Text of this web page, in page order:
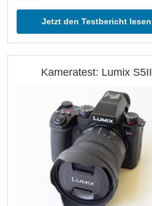
Jetzt den Testbericht lesen
Kameratest: Lumix S5II